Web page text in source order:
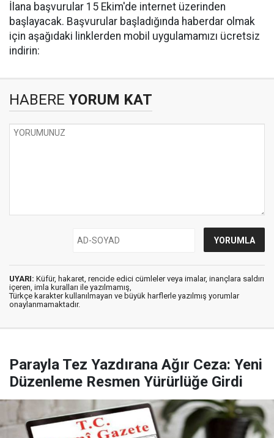
İlana başvurular 15 Ekim'de internet üzerinden
başlayacak. Başvurular başladığında haberdar olmak
için aşağıdaki linklerden mobil uygulamamızı ücretsiz
indirin:
HABERE YORUM KAT
UYARI: Küfür, hakaret, rencide edici cümleler veya imalar, inançlara saldırı
içeren, imla kuralları ile yazılmamış,
Türkçe karakter kullanılmayan ve büyük harflerle yazılmış yorumlar
onaylanmamaktadır.
Parayla Tez Yazdırana Ağır Ceza: Yeni
Düzenleme Resmen Yürürlüğe Girdi